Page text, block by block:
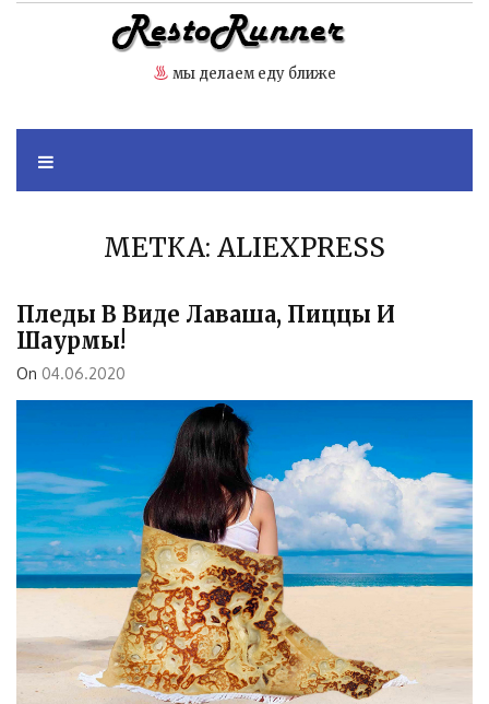
мы делаем еду ближе
МЕТКА: ALIEXPRESS
Пледы В Виде Лаваша, Пиццы И
Шаурмы!
On 04.06.2020